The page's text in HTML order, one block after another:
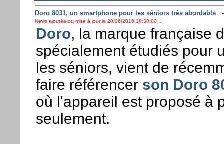
Doro 8031, un smartphone pour les séniors très abordable
News ajoutée ou mise à jour le 20/06/2016 18:30:00 ...
Doro, la marque française
spécialement étudiés pour
les séniors, vient de
faire référencer son Doro
où l'appareil est proposé à
seulement.